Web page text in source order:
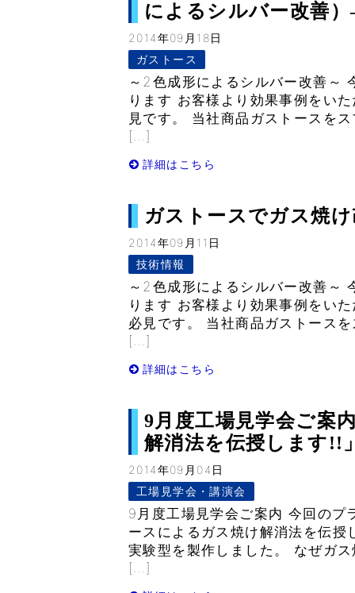
によるシルバー改善）
2014年09月18日
ガストース
～2色成形によるシルバー改善～
ります お客様より効果事例をい
見です。 当社商品ガストースを
[…]
詳細はこちら
ガストースでガス焼
2014年09月11日
技術情報
～2色成形によるシルバー改善～
ります お客様より効果事例をい
必見です。 当社商品ガストース
[…]
詳細はこちら
9月度工場見学会ご案
解消法を伝授します!!
2014年09月04日
工場見学会・講演会
9月度工場見学会ご案内 今回のプ
ースによるガス焼け解消法を伝
実験型を製作しました。 なぜガ
[…]